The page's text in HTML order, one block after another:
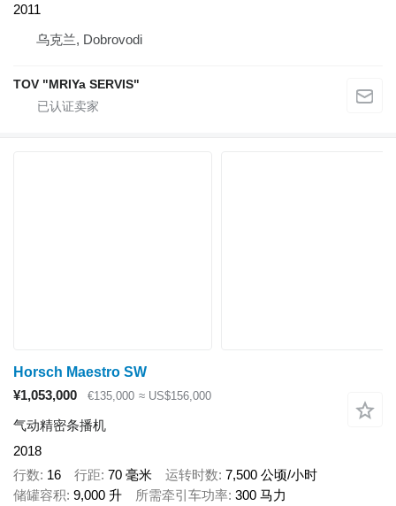
2011
乌克兰, Dobrovodi
TOV "MRIYa SERVIS"
Horsch Maestro SW
¥1,053,000
€135,000 ≈ US$156,000
气动精密条播机
2018
行数 16 行距 70 毫米 运转时数 7,500 公顷/小时
储罐容积 9,000 升 所需牵引车功率 300 马力